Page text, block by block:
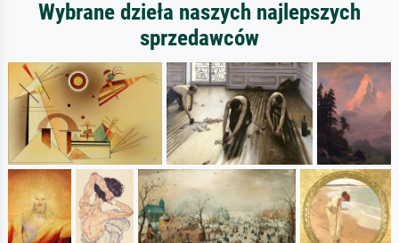
Wybrane dzieła naszych najlepszych
sprzedawców